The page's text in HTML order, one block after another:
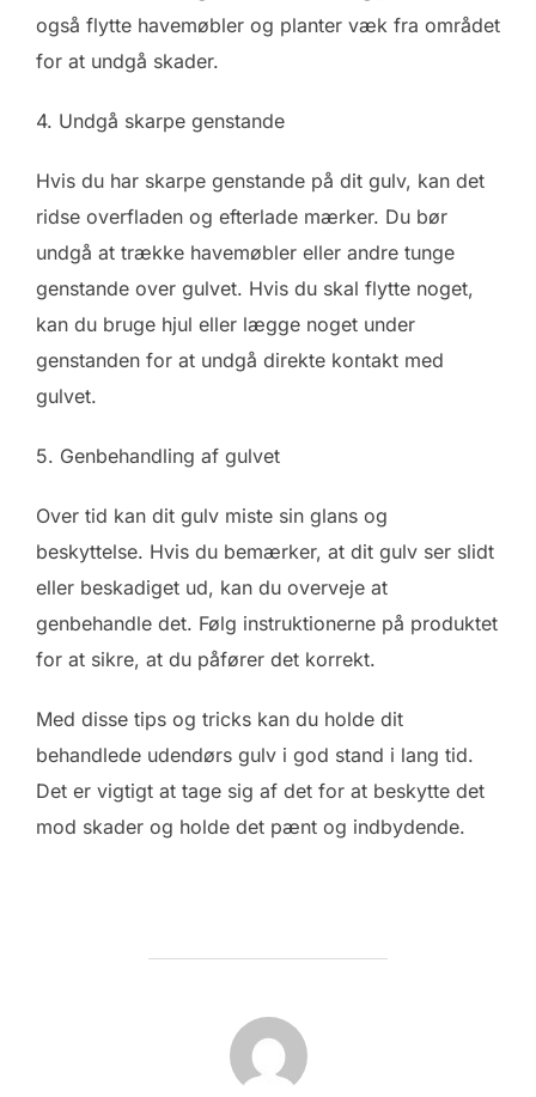
også flytte havemøbler og planter væk fra området
for at undgå skader.
4. Undgå skarpe genstande
Hvis du har skarpe genstande på dit gulv, kan det
ridse overfladen og efterlade mærker. Du bør
undgå at trække havemøbler eller andre tunge
genstande over gulvet. Hvis du skal flytte noget,
kan du bruge hjul eller lægge noget under
genstanden for at undgå direkte kontakt med
gulvet.
5. Genbehandling af gulvet
Over tid kan dit gulv miste sin glans og
beskyttelse. Hvis du bemærker, at dit gulv ser slidt
eller beskadiget ud, kan du overveje at
genbehandle det. Følg instruktionerne på produktet
for at sikre, at du påfører det korrekt.
Med disse tips og tricks kan du holde dit
behandlede udendørs gulv i god stand i lang tid.
Det er vigtigt at tage sig af det for at beskytte det
mod skader og holde det pænt og indbydende.
FORFATTER